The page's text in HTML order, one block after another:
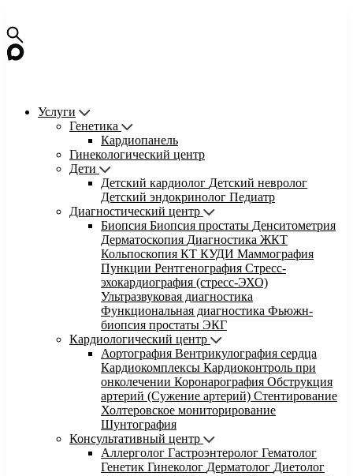
Услуги
Генетика
Кардиопанель
Гинекологический центр
Дети
Детский кардиолог Детский невролог
Детский эндокринолог Педиатр
Диагностический центр
Биопсия Биопсия простаты Денситометрия
Дерматоскопия Диагностика ЖКТ
Кольпоскопия КТ КУДИ Маммография
Пункции Рентгенография Стресс-
эхокардиография (стресс-ЭХО)
Ультразвуковая диагностика
Функциональная диагностика Фьюжн-
биопсия простаты ЭКГ
Кардиологический центр
Аортография Вентрикулография сердца
Кардиокомплексы Кардиоконтроль при
онколечении Коронарография Обструкция
артерий (Сужение артерий) Стентирование
Холтеровское мониторирование
Шунтография
Консультативный центр
Аллерголог Гастроэнтеролог Гематолог
Генетик Гинеколог Дерматолог Диетолог